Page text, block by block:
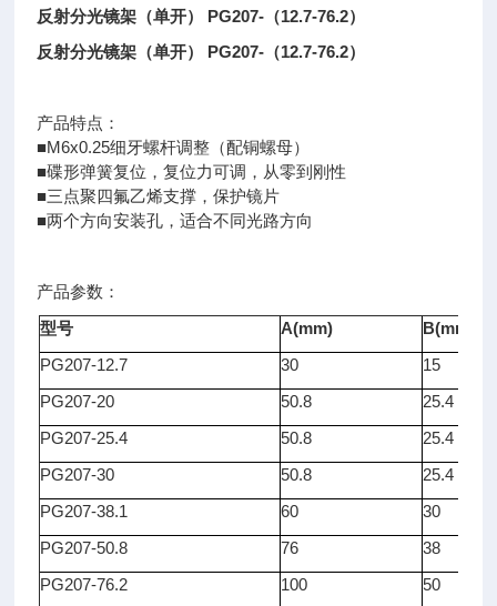
反射分光镜架（单开）
PG207-（12.7-76.2）
反射分光镜架（单开）
PG207-（12.7-76.2）
产品特点：
■M6x0.25细牙螺杆调整（配铜螺母）
■碟形弹簧复位，复位力可调，从零到刚性
■三点聚四氟乙烯支撑，保护镜片
■两个方向安装孔，适合不同光路方向
产品参数：
型号
A(mm)
B(mm)
PG207-12.7
30
15
PG207-20
50.8
25.4
PG207-25.4
50.8
25.4
PG207-30
50.8
25.4
PG207-38.1
60
30
PG207-50.8
76
38
PG207-76.2
100 50